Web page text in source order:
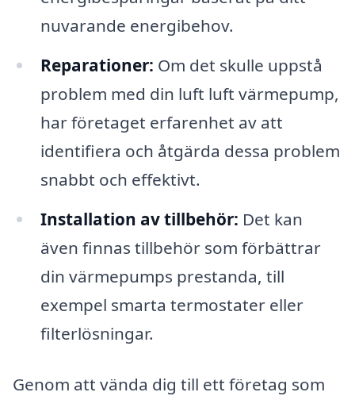
nuvarande energibehov.
Reparationer: Om det skulle uppstå
problem med din luft luft värmepump,
har företaget erfarenhet av att
identifiera och åtgärda dessa problem
snabbt och effektivt.
Installation av tillbehör: Det kan
även finnas tillbehör som förbättrar
din värmepumps prestanda, till
exempel smarta termostater eller
filterlösningar.
Genom att vända dig till ett företag som